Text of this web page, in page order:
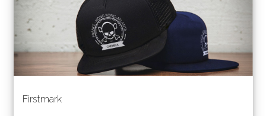
Firstmark